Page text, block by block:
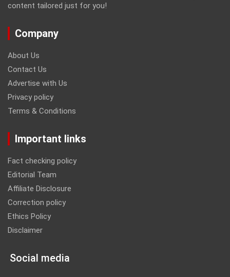
content tailored just for you!
Company
About Us
Contact Us
Advertise with Us
Privacy policy
Terms & Conditions
Important links
Fact checking policy
Editorial Team
Affiliate Disclosure
Correction policy
Ethics Policy
Disclaimer
Social media